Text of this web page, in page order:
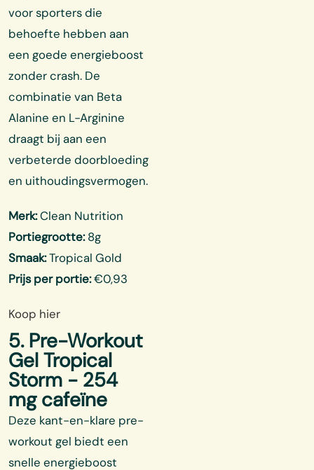
voor sporters die
behoefte hebben aan
een goede energieboost
zonder crash. De
combinatie van Beta
Alanine en L-Arginine
draagt bij aan een
verbeterde doorbloeding
en uithoudingsvermogen.
Merk:Clean Nutrition
Portiegrootte:8g
Smaak:Tropical Gold
Prijs per portie:€0,93
Koop hier
5. Pre-Workout
Gel Tropical
Storm - 254
mg cafeïne
Deze kant-en-klare pre-
workout gel biedt een
snelle energieboost